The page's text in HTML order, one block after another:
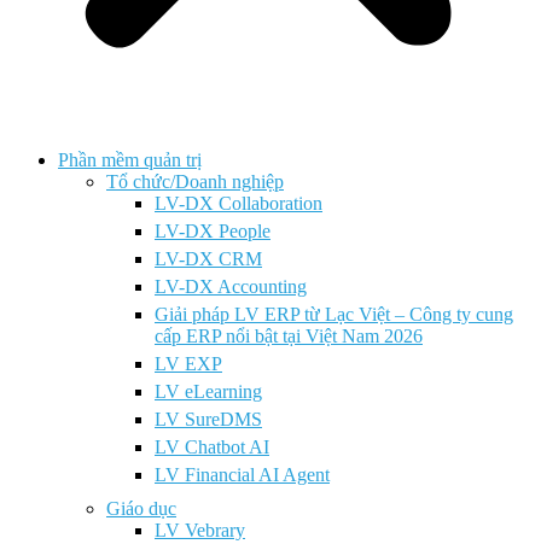
Phần mềm quản trị
Tổ chức/Doanh nghiệp
LV-DX Collaboration
LV-DX People
LV-DX CRM
LV-DX Accounting
Giải pháp LV ERP từ Lạc Việt – Công ty cung
cấp ERP nổi bật tại Việt Nam 2026
LV EXP
LV eLearning
LV SureDMS
LV Chatbot AI
LV Financial AI Agent
Giáo dục
LV Vebrary